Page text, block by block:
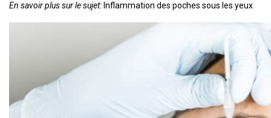
En savoir plus sur le sujet: Inflammation des poches sous les yeux